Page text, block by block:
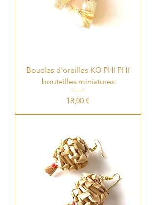
Boucles d'oreilles KO PHI PHI
bouteilles miniatures
Price
18,00 €